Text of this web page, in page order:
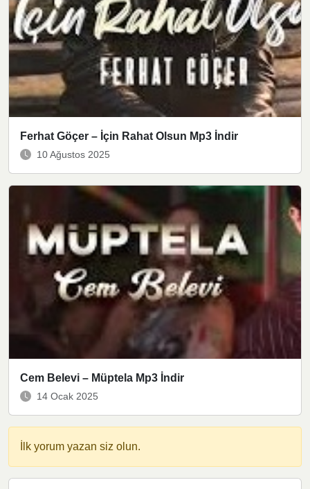
Ferhat Göçer – İçin Rahat Olsun Mp3 İndir
10 Ağustos 2025
Cem Belevi – Müptela Mp3 İndir
14 Ocak 2025
İlk yorum yazan siz olun.